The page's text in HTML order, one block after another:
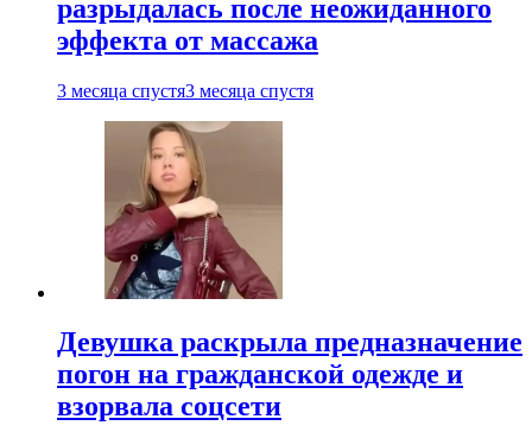
разрыдалась после неожиданного
эффекта от массажа
3 месяца спустя3 месяца спустя
Девушка раскрыла предназначение
погон на гражданской одежде и
взорвала соцсети